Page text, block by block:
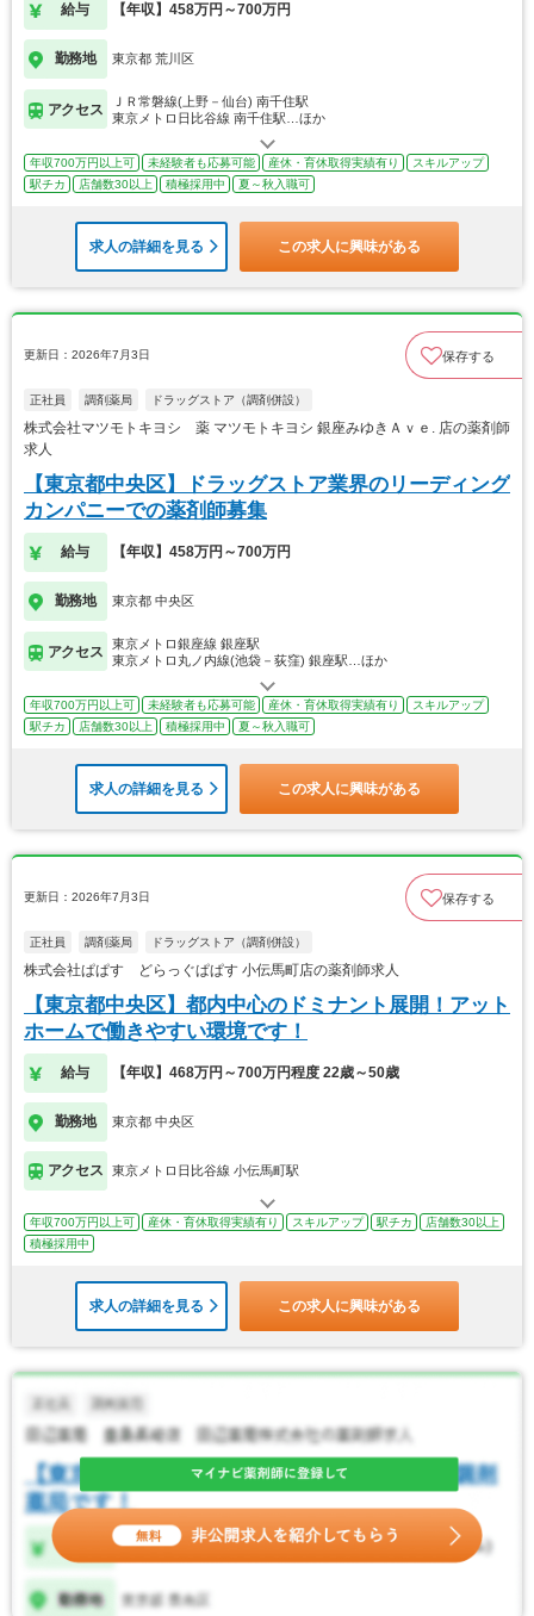
給与 【年収】458万円～700万円
勤務地 東京都 荒川区
アクセス
ＪＲ常磐線(上野－仙台) 南千住駅
東京メトロ日比谷線 南千住駅…ほか
年収700万円以上可 未経験者も応募可能 産休・育休取得実績有り
スキルアップ
駅チカ
店舗数30以上 積極採用中 夏～秋入職可
求人の詳細を見る この求人に興味がある
更新日：2026年7月3日 保存する
正社員 調剤薬局 ドラッグストア（調剤併設）
株式会社マツモトキヨシ 薬 マツモトキヨシ 銀座みゆきＡｖｅ. 店の薬剤師
求人
【東京都中央区】ドラッグストア業界のリーディング
カンパニーでの薬剤師募集
給与 【年収】458万円～700万円
勤務地 東京都 中央区
アクセス
東京メトロ銀座線 銀座駅
東京メトロ丸ノ内線(池袋－荻窪) 銀座駅…ほか
年収700万円以上可 未経験者も応募可能 産休・育休取得実績有り
スキルアップ
駅チカ
店舗数30以上 積極採用中 夏～秋入職可
求人の詳細を見る この求人に興味がある
更新日：2026年7月3日 保存する
正社員 調剤薬局 ドラッグストア（調剤併設）
株式会社ぱぱす どらっぐぱぱす 小伝馬町店の薬剤師求人
【東京都中央区】都内中心のドミナント展開！アット
ホームで働きやすい環境です！
給与 【年収】468万円～700万円程度 22歳～50歳
勤務地 東京都 中央区
アクセス 東京メトロ日比谷線 小伝馬町駅
年収700万円以上可 産休・育休取得実績有り スキルアップ 駅チカ
店舗数30以上
積極採用中
求人の詳細を見る この求人に興味がある